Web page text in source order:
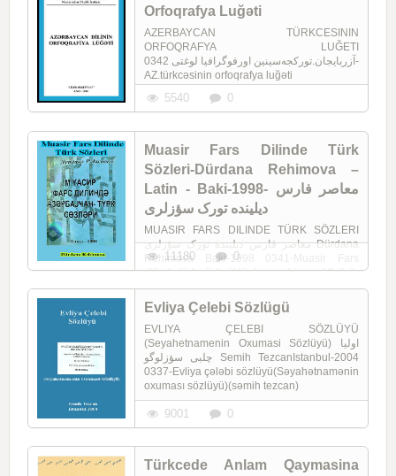
Orfoqrafya Luğəti
AZERBAYCAN TÜRKCESININ
ORFOQRAFYA LUĞETI
آزربایجان.تورکجه‌سینین اورفوگرافیا لوغتی 0342-
AZ.türkcəsinin orfoqrafya luğəti
5540 0
Muasir Fars Dilinde Türk
Sözleri-Dürdana Rehimova –
Latin - Baki-1998- معاصر فارس
دیلینده تورک سؤزلری
MUASIR FARS DILINDE TÜRK SÖZLERI
معاصر فارس دیلینده تورک سؤزلری Dürdana
Rehimova Baki-1998 0341-Muasir Fars
dilində türk sözləri(dürdana rəhimova)(latin)
11180 0
Evliya Çelebi Sözlügü
EVLIYA ÇELEBI SÖZLÜYÜ
(Seyahetnamenin Oxumasi Sözlüyü) اولیا
چلبی سؤزلوگو Semih TezcanIstanbul-2004
0337-Evliya çələbi sözlüyü(Səyahətnamənin
oxuması sözlüyü)(səmih tezcan)
9001 0
Türkcede Anlam Qaymasina